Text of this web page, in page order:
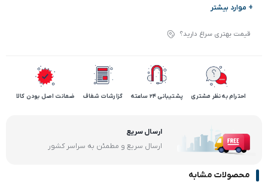
+ موارد بیشتر
قیمت بهتری سراغ دارید؟
احترام به نظر مشتری پشتیبانی 24 ساعته گزارشات شفاف ضمانت اصل بودن کالا
ارسال سریع
ارسال سریع و مطمئن به سراسر کشور
محصولات مشابه